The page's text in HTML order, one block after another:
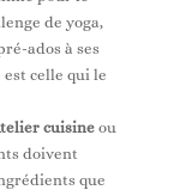
de yoga,
ados à ses
celle qui le
cuisineou
doivent
que